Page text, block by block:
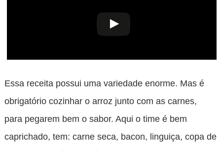
Essa receita possui uma variedade enorme. Mas é
obrigatório cozinhar o arroz junto com as carnes,
para pegarem bem o sabor. Aqui o time é bem
caprichado, tem: carne seca, bacon, linguiça, copa de